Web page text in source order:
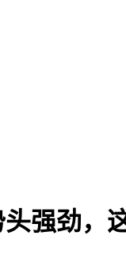
强劲，